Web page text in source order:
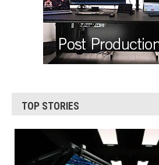
TOP STORIES